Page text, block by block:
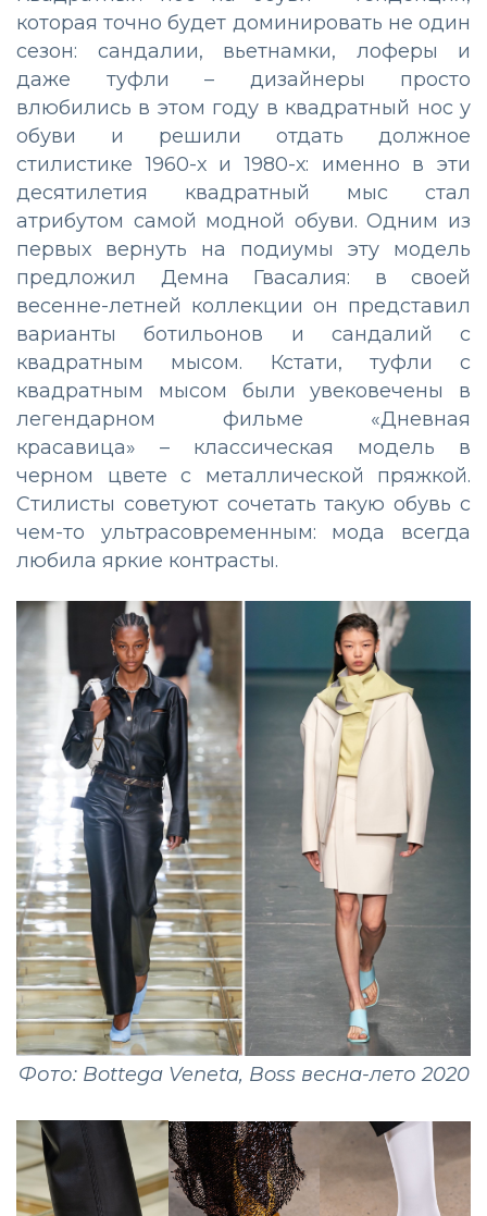
которая точно будет доминировать не один
сезон: сандалии, вьетнамки, лоферы и
даже туфли – дизайнеры просто
влюбились в этом году в квадратный нос у
обуви и решили отдать должное
стилистике 1960-х и 1980-х: именно в эти
десятилетия квадратный мыс стал
атрибутом самой модной обуви. Одним из
первых вернуть на подиумы эту модель
предложил Демна Гвасалия: в своей
весенне-летней коллекции он представил
варианты ботильонов и сандалий с
квадратным мысом. Кстати, туфли с
квадратным мысом были увековечены в
легендарном фильме «Дневная
красавица» – классическая модель в
черном цвете с металлической пряжкой.
Стилисты советуют сочетать такую обувь с
чем-то ультрасовременным: мода всегда
любила яркие контрасты.
Фото: Bottega Veneta, Boss весна-лето 2020